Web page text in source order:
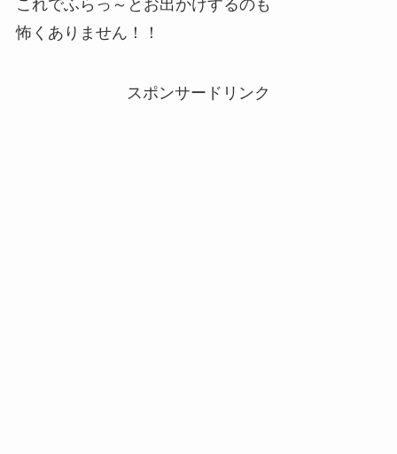
これでふらっ～とお出かけするのも
怖くありません！！
スポンサードリンク